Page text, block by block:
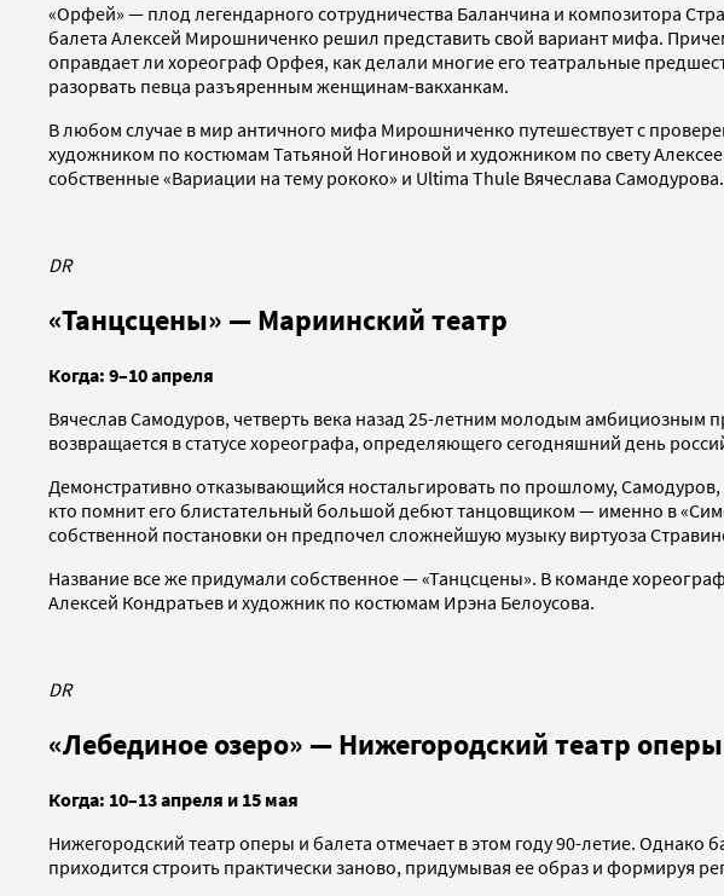
«Орфей» — плод легендарного сотрудничества Баланчина и композитора
балета Алексей Мирошниченко решил представить свой вариант мифа.
оправдает ли хореограф Орфея, как делали многие его театральные
разорвать певца разъяренным женщинам-вакханкам.
В любом случае в мир античного мифа Мирошниченко путешествует с
художником по костюмам Татьяной Ногиновой и художником по свету
собственные «Вариации на тему рококо» и Ultima Thule Вячеслава Самодурова.
DR
«Танцсцены» — Мариинский театр
Когда: 9–10 апреля
Вячеслав Самодуров, четверть века назад 25-летним молодым амбициозным
возвращается в статусе хореографа, определяющего сегодняшний день
Демонстративно отказывающийся ностальгировать по прошлому,
кто помнит его блистательный большой дебют танцовщиком — именно в
собственной постановки он предпочел сложнейшую музыку виртуоза
Название все же придумали собственное — «Танцсцены». В команде
Алексей Кондратьев и художник по костюмам Ирэна Белоусова.
DR
«Лебединое озеро» — Нижегородский театр
Когда: 10–13 апреля и 15 мая
Нижегородский театр оперы и балета отмечает в этом году 90-летие.
приходится строить практически заново, придумывая ее образ и формируя